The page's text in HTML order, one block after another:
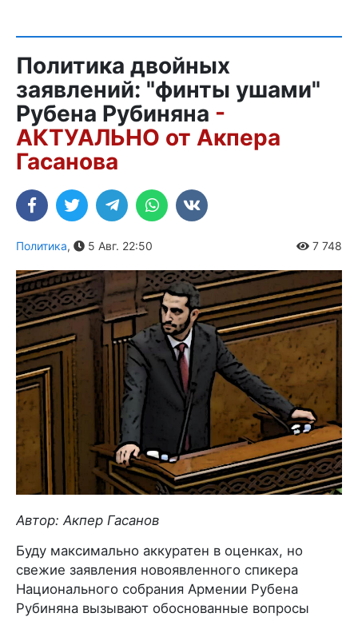
Политика двойных
заявлений: "финты ушами"
Рубена Рубиняна -
АКТУАЛЬНО от Акпера
Гасанова
Политика, 5 Авг. 22:50 7 748
Автор: Акпер Гасанов
Буду максимально аккуратен в оценках, но
свежие заявления новоявленного спикера
Национального собрания Армении Рубена
Рубиняна вызывают обоснованные вопросы